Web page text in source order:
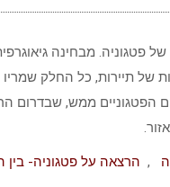
מבחינה
של תיירות, כל החלק שמריו
הפטגוניים ממש, שבדרום
, הרצאה על פטגוניה- בין